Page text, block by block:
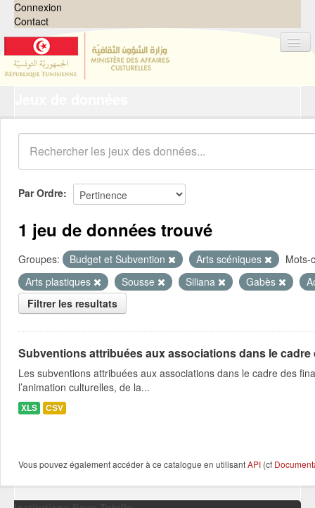
Connexion
Contact
Organisations
Groupes
Demandes 0
À propos
Par Ordre
1 jeu de données trouvé
Groupes: Budget et Subvention Arts scéniques
Mots-
Arts plastiques
Sousse Siliana Gabès
Filtrer les resultats
Subventions attribuées aux associations dans le
Les subventions attribuées aux associations dans le cadre des
l’animation culturelles, de la...
XLS CSV
Vous pouvez également accéder à ce catalogue en utilisantAPI (cf